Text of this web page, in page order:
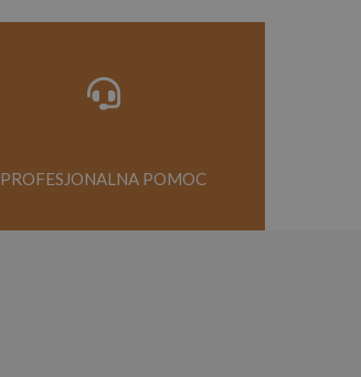
PROFESJONALNA POMOC